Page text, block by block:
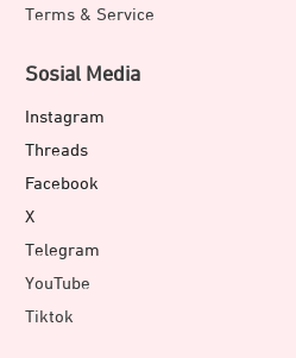
Terms & Service
Sosial Media
Instagram
Threads
Facebook
X
Telegram
YouTube
Tiktok